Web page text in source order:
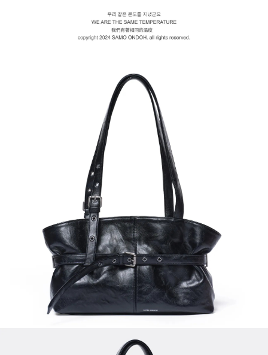
２．關於個人資料處理事宜，請瀏覽以下網址：
https://aftee.tw/terms/#terms3
３．未成年的使用者請事先徵得法定代理人或監護人之同意方可使用
時審查核予不同之上限額度；若仍有額度不足之情形，本公司將視審查結果
５．嚴禁一人註冊多個帳號或使用他人資訊註冊。若發現惡意使用之情形，
恩沛科技股份有限公司將有權停止該用戶之使用額度並採取法律行動。